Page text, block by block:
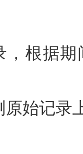
，根据
原始记录